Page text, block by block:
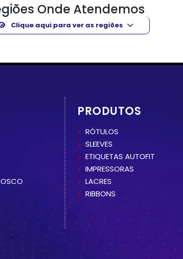
Onde Atendemos
Clique aqui para ver as regiões
PRODUTOS
RÓTULOS
SLEEVES
ETIQUETAS AUTOFIT
IMPRESSORAS
LACRES
RIBBONS